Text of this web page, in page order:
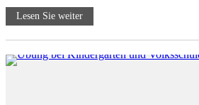
Lesen Sie weiter